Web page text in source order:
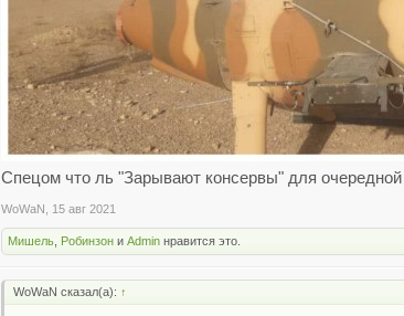
Спецом что ль "Зарывают консервы" для
WoWaN 15 авг 2021
Мишель Робинзон иAdmin нравится это.
WoWaN сказал(а): ↑